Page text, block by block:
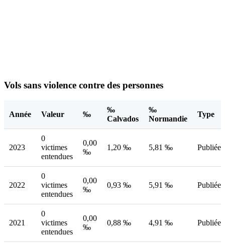
Vols sans violence contre des personnes
Année Valeur ‰
‰
Calvados
‰
Normandie
Type
2023
0
victimes
entendues
0,00
‰
1,20 ‰ 5,81 ‰ Publiée
2022
0
victimes
entendues
0,00
‰
0,93 ‰ 5,91 ‰ Publiée
2021
0
victimes
entendues
0,00
‰
0,88 ‰ 4,91 ‰ Publiée